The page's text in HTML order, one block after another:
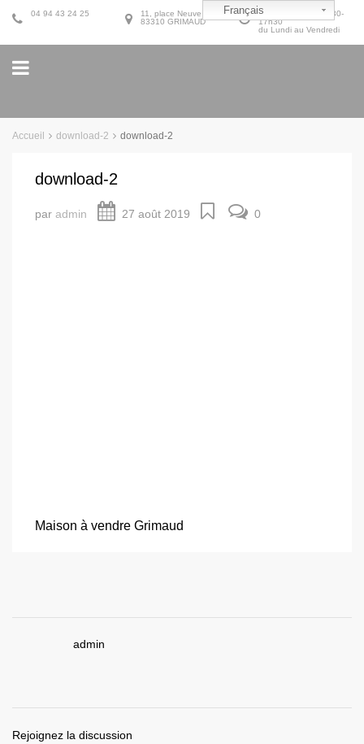
9h30-12h30 et 14h30-
17h30
du Lundi au Vendredi
11, place Neuve
83310 GRIMAUD
04 94 43 24 25
Accueil download-2 download-2
download-2
par admin 27 août 2019 0
Maison à vendre Grimaud
admin
Rejoignez la discussion
Français